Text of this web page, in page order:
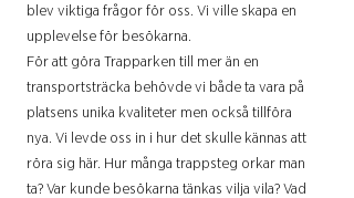
blev viktiga frågor för oss. Vi ville skapa en
upplevelse för besökarna.
För att göra Trapparken till mer än en
transportsträcka behövde vi både ta vara på
platsens unika kvaliteter men också tillföra
nya. Vi levde oss in i hur det skulle kännas att
röra sig här. Hur många trappsteg orkar man
ta? Var kunde besökarna tänkas vilja vila? Vad